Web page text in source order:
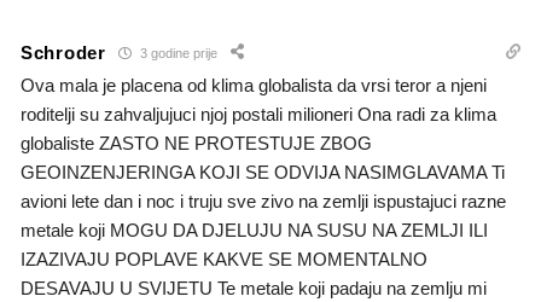
Schroder 3 godine prije
Ova mala je placena od klima globalista da vrsi teror a njeni
roditelji su zahvaljujuci njoj postali milioneri Ona radi za klima
globaliste ZASTO NE PROTESTUJE ZBOG
GEOINZENJERINGA KOJI SE ODVIJA NASIMGLAVAMA Ti
avioni lete dan i noc i truju sve zivo na zemlji ispustajuci razne
metale koji MOGU DA DJELUJU NA SUSU NA ZEMLJI ILI
IZAZIVAJU POPLAVE KAKVE SE MOMENTALNO
DESAVAJU U SVIJETU Te metale koji padaju na zemlju mi